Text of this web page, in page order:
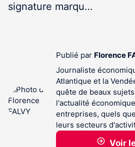
signature marqu…
Publié par Florence
Journaliste
Atlantique et la
quête de beaux
l'actualité
entreprises, quels
leurs secteurs
Voir